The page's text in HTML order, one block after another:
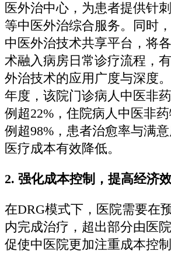
医外治中心，为患者提供针
等中医外治综合服务。同时
中医外治技术共享平台，将
术融入病房日常诊疗流程，
外治技术的应用广度与深度
年度，该院门诊病人中医非
例超22%，住院病人中医非
例超98%，患者治愈率与满意
医疗成本有效降低。
2. 强化成本控制，提高经济
在DRG模式下，医院需要在
内完成治疗，超出部分由医
促使中医院更加注重成本控